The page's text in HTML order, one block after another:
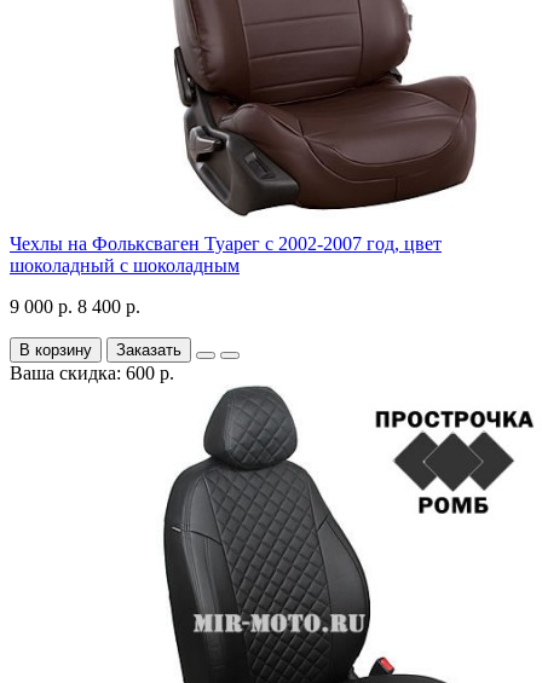
Чехлы на Фольксваген Туарег с 2002-2007 год, цвет
шоколадный с шоколадным
9 000 р. 8 400 р.
В корзину Заказать
Ваша скидка: 600 р.